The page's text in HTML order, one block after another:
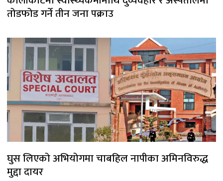
तोडफोड गर्ने तीन जना पक्राउ
घुस लिएको अभियोगमा चाबहिल नापीका अमिनविरुद्ध
मुद्दा दायर